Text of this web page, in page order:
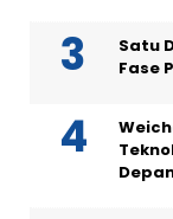
Satu
Fase